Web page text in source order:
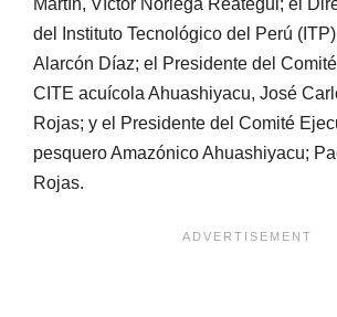
del Instituto Tecnológico del Perú
Alarcón Díaz; el Presidente del
CITE acuícola Ahuashiyacu, José
Rojas; y el Presidente del Comité
pesquero Amazónico Ahuashiyacu;
Rojas.